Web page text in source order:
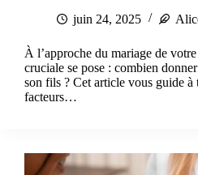
juin 24, 2025
À l’approche du mariage de
cruciale se pose : combien
son fils ? Cet article vous guide à
facteurs…